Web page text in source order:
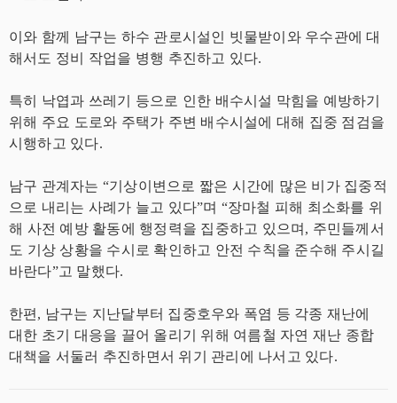
이와 함께 남구는 하수 관로시설인 빗물받이와 우수관에 대
해서도 정비 작업을 병행 추진하고 있다.
특히 낙엽과 쓰레기 등으로 인한 배수시설 막힘을 예방하기
위해 주요 도로와 주택가 주변 배수시설에 대해 집중 점검을
시행하고 있다.
남구 관계자는 “기상이변으로 짧은 시간에 많은 비가 집중적
으로 내리는 사례가 늘고 있다”며 “장마철 피해 최소화를 위
해 사전 예방 활동에 행정력을 집중하고 있으며, 주민들께서
도 기상 상황을 수시로 확인하고 안전 수칙을 준수해 주시길
바란다”고 말했다.
한편, 남구는 지난달부터 집중호우와 폭염 등 각종 재난에
대한 초기 대응을 끌어 올리기 위해 여름철 자연 재난 종합
대책을 서둘러 추진하면서 위기 관리에 나서고 있다.